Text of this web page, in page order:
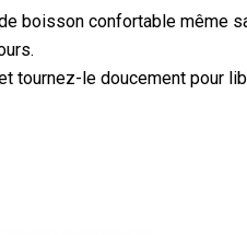
boisson confortable même
le doucement pour